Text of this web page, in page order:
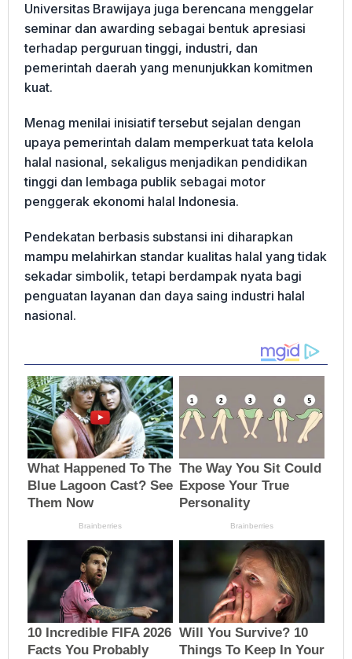
Universitas Brawijaya juga berencana menggelar
seminar dan awarding sebagai bentuk apresiasi
terhadap perguruan tinggi, industri, dan
pemerintah daerah yang menunjukkan komitmen
kuat.
Menag menilai inisiatif tersebut sejalan dengan
upaya pemerintah dalam memperkuat tata kelola
halal nasional, sekaligus menjadikan pendidikan
tinggi dan lembaga publik sebagai motor
penggerak ekonomi halal Indonesia.
Pendekatan berbasis substansi ini diharapkan
mampu melahirkan standar kualitas halal yang tidak
sekadar simbolik, tetapi berdampak nyata bagi
penguatan layanan dan daya saing industri halal
nasional.